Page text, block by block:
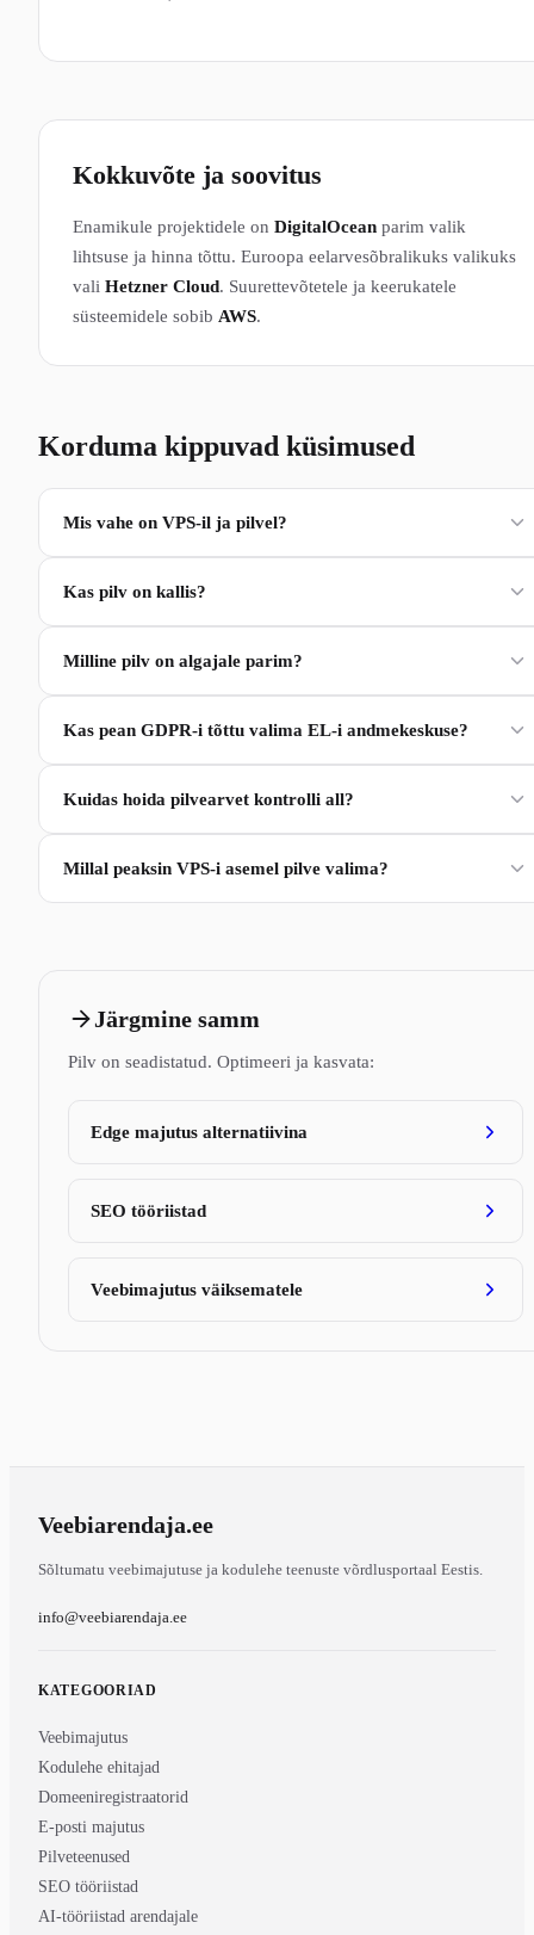
Kokkuvõte ja soovitus
Enamikule projektidele on DigitalOcean parim valik
lihtsuse ja hinna tõttu. Euroopa eelarvesõbralikuks valikuks
vali Hetzner Cloud. Suurettevõtetele ja keerukatele
süsteemidele sobib AWS.
Korduma kippuvad küsimused
Mis vahe on VPS-il ja pilvel?
Kas pilv on kallis?
Milline pilv on algajale parim?
Kas pean GDPR-i tõttu valima EL-i andmekeskuse?
Kuidas hoida pilvearvet kontrolli all?
Millal peaksin VPS-i asemel pilve valima?
Järgmine samm
Pilv on seadistatud. Optimeeri ja kasvata:
Edge majutus alternatiivina
SEO tööriistad
Veebimajutus väiksematele
Veebiarendaja.ee
Sõltumatu veebimajutuse ja kodulehe teenuste võrdlusportaal Eestis.
info@veebiarendaja.ee
KATEGOORIAD
Veebimajutus
Kodulehe ehitajad
Domeeniregistraatorid
E-posti majutus
Pilveteenused
SEO tööriistad
AI-tööriistad arendajale